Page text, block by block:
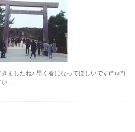
ましたね♪ 早く春になってほしいです(*’ω’*)
い...